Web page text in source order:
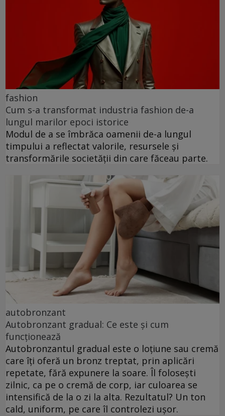
fashion
Cum s-a transformat industria fashion de-a
lungul marilor epoci istorice
Modul de a se îmbrăca oamenii de-a lungul
timpului a reflectat valorile, resursele și
transformările societății din care făceau parte.
autobronzant
Autobronzant gradual: Ce este și cum
funcționează
Autobronzantul gradual este o loțiune sau cremă
care îți oferă un bronz treptat, prin aplicări
repetate, fără expunere la soare. Îl folosești
zilnic, ca pe o cremă de corp, iar culoarea se
intensifică de la o zi la alta. Rezultatul? Un ton
cald, uniform, pe care îl controlezi ușor.